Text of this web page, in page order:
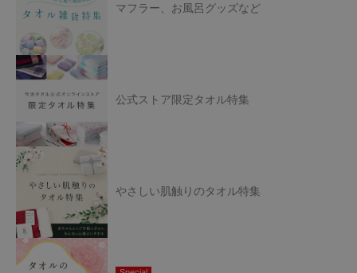
マフラー、お風呂グッズなど
公式ストア限定タオル特集
やさしい肌触りのタオル特集